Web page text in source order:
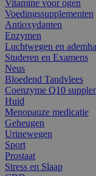
Vitamine voor ogen
Voedingssupplementen
Antioxydanten
Enzymen
Luchtwegen en
Studeren en Examens
Neus
Bloedend Tandvlees
Coenzyme Q10
Huid
Menopauze medicatie
Geheugen
Urinewegen
Sport
Prostaat
Stress en Slaap